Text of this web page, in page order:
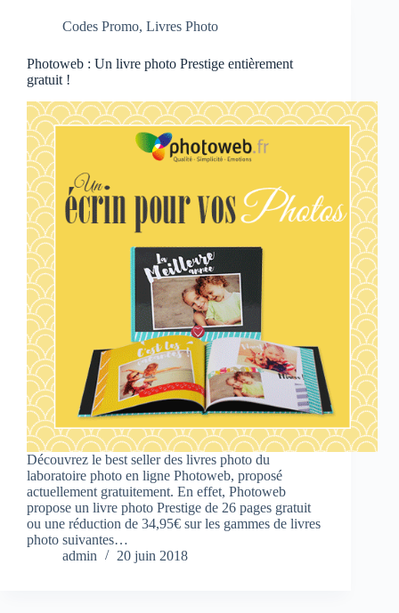
Codes Promo, Livres Photo
Photoweb : Un livre photo Prestige entièrement
gratuit !
Découvrez le best seller des livres photo du
laboratoire photo en ligne Photoweb, proposé
actuellement gratuitement. En effet, Photoweb
propose un livre photo Prestige de 26 pages gratuit
ou une réduction de 34,95€ sur les gammes de livres
photo suivantes…
admin
20 juin 2018